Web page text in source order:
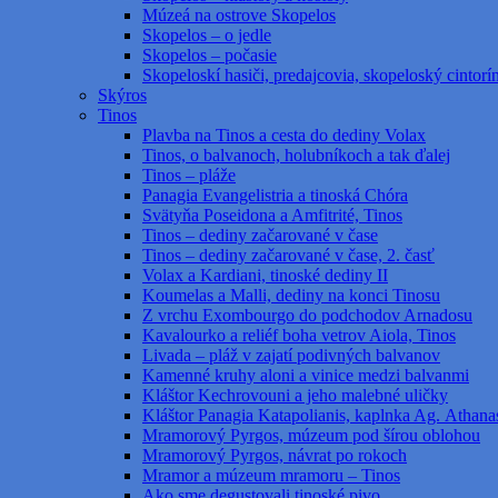
Múzeá na ostrove Skopelos
Skopelos – o jedle
Skopelos – počasie
Skopeloskí hasiči, predajcovia, skopeloský cintorín
Skýros
Tinos
Plavba na Tinos a cesta do dediny Volax
Tinos, o balvanoch, holubníkoch a tak ďalej
Tinos – pláže
Panagia Evangelistria a tinoská Chóra
Svätyňa Poseidona a Amfitrité, Tinos
Tinos – dediny začarované v čase
Tinos – dediny začarované v čase, 2. časť
Volax a Kardiani, tinoské dediny II
Koumelas a Malli, dediny na konci Tinosu
Z vrchu Exombourgo do podchodov Arnadosu
Kavalourko a reliéf boha vetrov Aiola, Tinos
Livada – pláž v zajatí podivných balvanov
Kamenné kruhy aloni a vinice medzi balvanmi
Kláštor Kechrovouni a jeho malebné uličky
Kláštor Panagia Katapolianis, kaplnka Ag.
Mramorový Pyrgos, múzeum pod šírou oblohou
Mramorový Pyrgos, návrat po rokoch
Mramor a múzeum mramoru – Tinos